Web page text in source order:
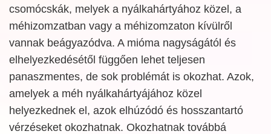
csomócskák, melyek a nyálkahártyához közel, a
méhizomzatban vagy a méhizomzaton kívülről
vannak beágyazódva. A mióma nagyságától és
elhelyezkedésétől függően lehet teljesen
panaszmentes, de sok problémát is okozhat. Azok,
amelyek a méh nyálkahártyájához közel
helyezkednek el, azok elhúzódó és hosszantartó
vérzéseket okozhatnak. Okozhatnak továbbá